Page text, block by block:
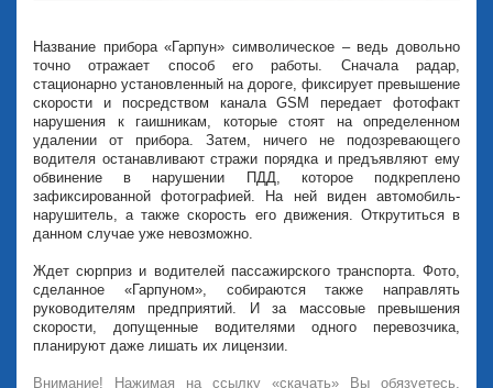
Название прибора «Гарпун» символическое – ведь довольно
точно отражает способ его работы. Сначала радар,
стационарно установленный на дороге, фиксирует превышение
скорости и посредством канала GSM передает фотофакт
нарушения к гаишникам, которые стоят на определенном
удалении от прибора. Затем, ничего не подозревающего
водителя останавливают стражи порядка и предъявляют ему
обвинение в нарушении ПДД, которое подкреплено
зафиксированной фотографией. На ней виден автомобиль-
нарушитель, а также скорость его движения. Открутиться в
данном случае уже невозможно.
Ждет сюрприз и водителей пассажирского транспорта. Фото,
сделанное «Гарпуном», собираются также направлять
руководителям предприятий. И за массовые превышения
скорости, допущенные водителями одного перевозчика,
планируют даже лишать их лицензии.
Внимание! Нажимая на ссылку «скачать» Вы обязуетесь,